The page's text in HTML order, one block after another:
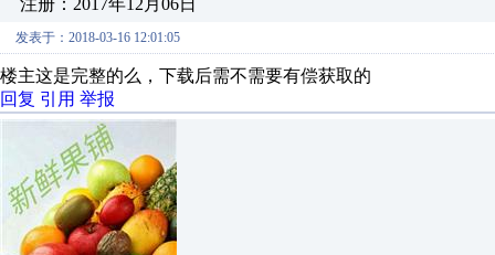
注册：2017年12月06日
发表于：2018-03-16 12:01:05
楼主这是完整的么，下载后需不需要有偿获取的
回复 引用 举报